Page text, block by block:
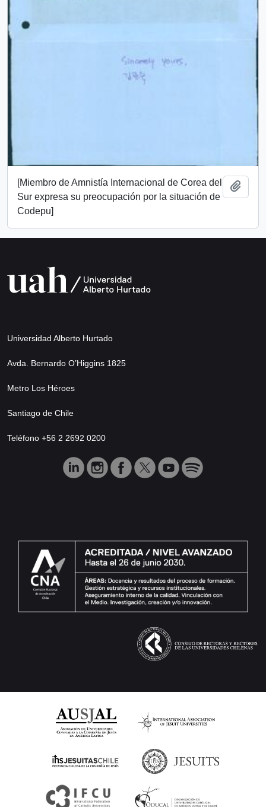
[Miembro de Amnistía Internacional de Corea del
Sur expresa su preocupación por la situación de
Codepu]
Universidad Alberto Hurtado
Avda. Bernardo O’Higgins 1825
Metro Los Héroes
Santiago de Chile
Teléfono +56 2 2692 0200